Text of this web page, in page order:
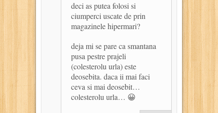
deci as putea folosi si
ciumperci uscate de prin
magazinele hipermari?
deja mi se pare ca smantana
pusa pestre prajeli
(colesterolu urla) este
deosebita. daca ii mai faci
ceva si mai deosebit…
colesterolu urla… 😀